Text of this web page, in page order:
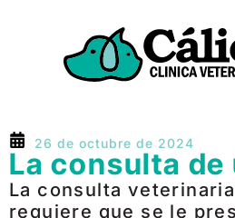
26 de octubre de 2024
La consulta de
La consulta
requiere que se le